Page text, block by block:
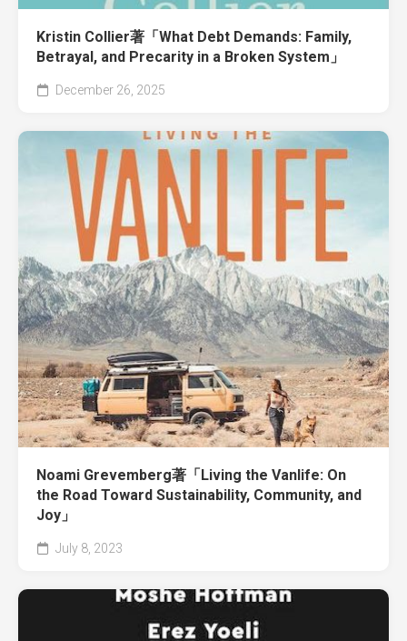
Kristin Collier著「What Debt Demands: Family,
Betrayal, and Precarity in a Broken System」
December 26, 2025
Noami Grevemberg著「Living the Vanlife: On
the Road Toward Sustainability, Community, and
Joy」
July 8, 2023